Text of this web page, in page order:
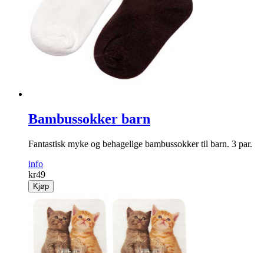
Bambussokker barn
Fantastisk myke og behagelige bambussokker til barn. 3 par.
info
kr49
Kjøp